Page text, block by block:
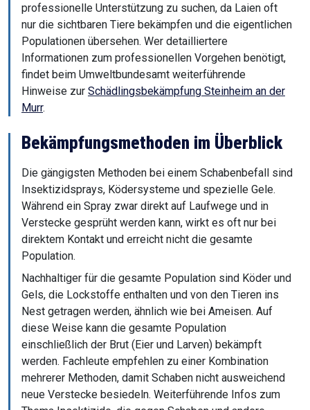
professionelle Unterstützung zu suchen, da Laien oft
nur die sichtbaren Tiere bekämpfen und die eigentlichen
Populationen übersehen. Wer detailliertere
Informationen zum professionellen Vorgehen benötigt,
findet beim Umweltbundesamt weiterführende
Hinweise zur Schädlingsbekämpfung Steinheim an der
Murr.
Bekämpfungsmethoden im Überblick
Die gängigsten Methoden bei einem Schabenbefall sind
Insektizidsprays, Ködersysteme und spezielle Gele.
Während ein Spray zwar direkt auf Laufwege und in
Verstecke gesprüht werden kann, wirkt es oft nur bei
direktem Kontakt und erreicht nicht die gesamte
Population.
Nachhaltiger für die gesamte Population sind Köder und
Gels, die Lockstoffe enthalten und von den Tieren ins
Nest getragen werden, ähnlich wie bei Ameisen. Auf
diese Weise kann die gesamte Population
einschließlich der Brut (Eier und Larven) bekämpft
werden. Fachleute empfehlen zu einer Kombination
mehrerer Methoden, damit Schaben nicht ausweichend
neue Verstecke besiedeln. Weiterführende Infos zum